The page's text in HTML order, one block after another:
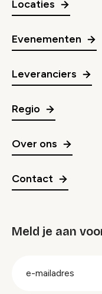
Locaties
Evenementen
Leveranciers
Regio
Over ons
Contact
Meld je aan